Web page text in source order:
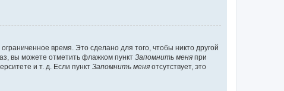
время. Это сделано для того, чтобы никто другой
вы можете отметить флажком пункт Запомнить меня при
и т. д. Если пункт Запомнить меня отсутствует, это